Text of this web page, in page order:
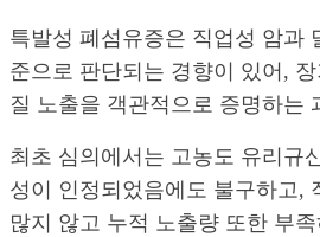
특발성 폐섬유증은 직업성 암과
준으로 판단되는 경향이 있어,
질 노출을 객관적으로 증명하는
최초 심의에서는 고농도 유리규
성이 인정되었음에도 불구하고,
많지 않고 누적 노출량 또한 부